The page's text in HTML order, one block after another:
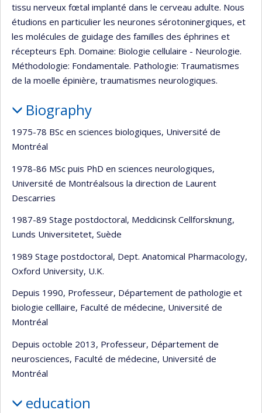
tissu nerveux fœtal implanté dans le cerveau adulte. Nous
étudions en particulier les neurones sérotoninergiques, et
les molécules de guidage des familles des éphrines et
récepteurs Eph. Domaine: Biologie cellulaire - Neurologie.
Méthodologie: Fondamentale. Pathologie: Traumatismes
de la moelle épinière, traumatismes neurologiques.
Biography
1975-78 BSc en sciences biologiques, Université de
Montréal
1978-86 MSc puis PhD en sciences neurologiques,
Université de Montréalsous la direction de Laurent
Descarries
1987-89 Stage postdoctoral, Meddicinsk Cellforsknung,
Lunds Universitetet, Suède
1989 Stage postdoctoral, Dept. Anatomical Pharmacology,
Oxford University, U.K.
Depuis 1990, Professeur, Département de pathologie et
biologie celllaire, Faculté de médecine, Université de
Montréal
Depuis octoble 2013, Professeur, Département de
neurosciences, Faculté de médecine, Université de
Montréal
education